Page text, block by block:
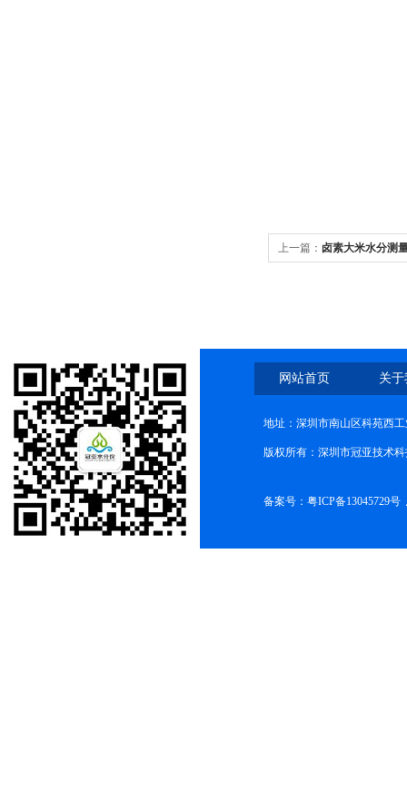
上一篇： 卤素大米水分测
网站首页 关
地址：深圳市南山区科苑西
版权所有：深圳市冠亚技术
备案号： 粤ICP备13045729号